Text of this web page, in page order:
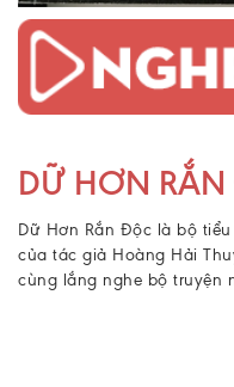
DỮ HƠN
Dữ Hơn Rắn Độc là bộ
của tác giả Hoàng Hải
cùng lắng nghe bộ truyện